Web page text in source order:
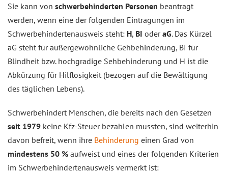
Sie kann von schwerbehinderten Personen beantragt
werden, wenn eine der folgenden Eintragungen im
Schwerbehindertenausweis steht: H, BI oderaG. Das Kürzel
aG steht für außergewöhnliche Gehbehinderung, BI für
Blindheit bzw. hochgradige Sehbehinderung und H ist die
Abkürzung für Hilflosigkeit (bezogen auf die Bewältigung
des täglichen Lebens).
Schwerbehindert Menschen, die bereits nach den Gesetzen
seit 1979 keine Kfz-Steuer bezahlen mussten, sind weiterhin
davon befreit, wenn ihre Behinderung einen Grad von
mindestens 50 % aufweist und eines der folgenden Kriterien
im Schwerbehindertenausweis vermerkt ist: